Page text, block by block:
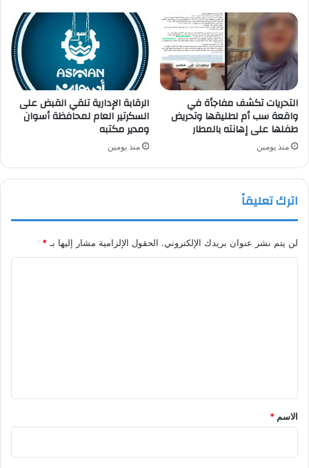
التحريات تكشف مفاجأة في
واقعة سب أم لطليقها وتحريض
طفلها على إهانته بالمطار
منذ يومين
الرقابة الإدارية تلقي القبض على
السكرتير العام لمحافظة أسوان
ومدير مكتبه
منذ يومين
اترك تعليقاً
لن يتم نشر عنوان بريدك الإلكتروني. الحقول الإلزامية مشار إليها بـ *
*
الاسم *